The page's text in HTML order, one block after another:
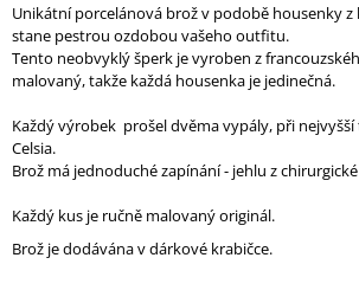
Unikátní porcelánová brož v podobě housenky z
stane pestrou ozdobou vašeho outfitu.
Tento neobvyklý šperk je vyroben z
malovaný, takže každá housenka je jedinečná.
Každý výrobek prošel dvěma vypály, při
Celsia.
Brož má jednoduché zapínání - jehlu z
Každý kus je ručně malovaný originál.
Brož je dodávána v dárkové krabičce.